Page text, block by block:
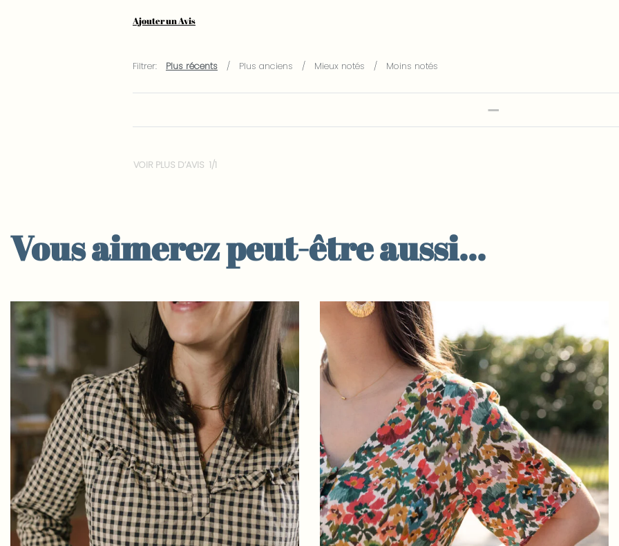
Ajouter un Avis
Filtrer: Plus récents Plus anciens Mieux notés Moins notés
VOIR PLUS D’AVIS /
Vous aimerez peut-être aussi…